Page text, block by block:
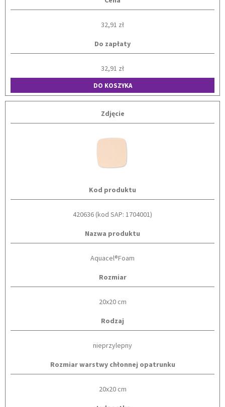
32,91 zł
Do zapłaty
32,91 zł
DO KOSZYKA
Zdjęcie
Kod produktu
420636 (kod SAP: 1704001)
Nazwa produktu
Aquacel®Foam
Rozmiar
20x20 cm
Rodzaj
nieprzylepny
Rozmiar warstwy chłonnej opatrunku
20x20 cm